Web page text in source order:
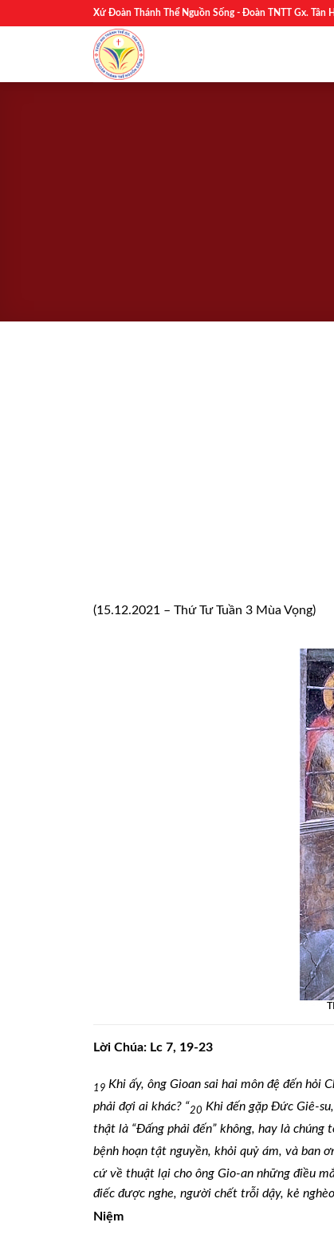
to
Xứ Đoàn Thánh Thể Nguồn Sống - Đoàn TNTT Gx. Tân
(15.12.2021 – Thứ Tư Tuần 3 Mùa Vọng)
Lời Chúa: Lc 7, 19-23
19 Khi ấy, ông Gioan sai hai môn đệ đến hỏi
phải đợi ai khác? “20 Khi đến gặp Đức Giê-
thật là “Đấng phải đến” không, hay là chúng
bệnh hoạn tật nguyền, khỏi quỷ ám, và ban
cứ về thuật lại cho ông Gio-an những điều
điếc được nghe, người chết trỗi dậy, kẻ
Niệm